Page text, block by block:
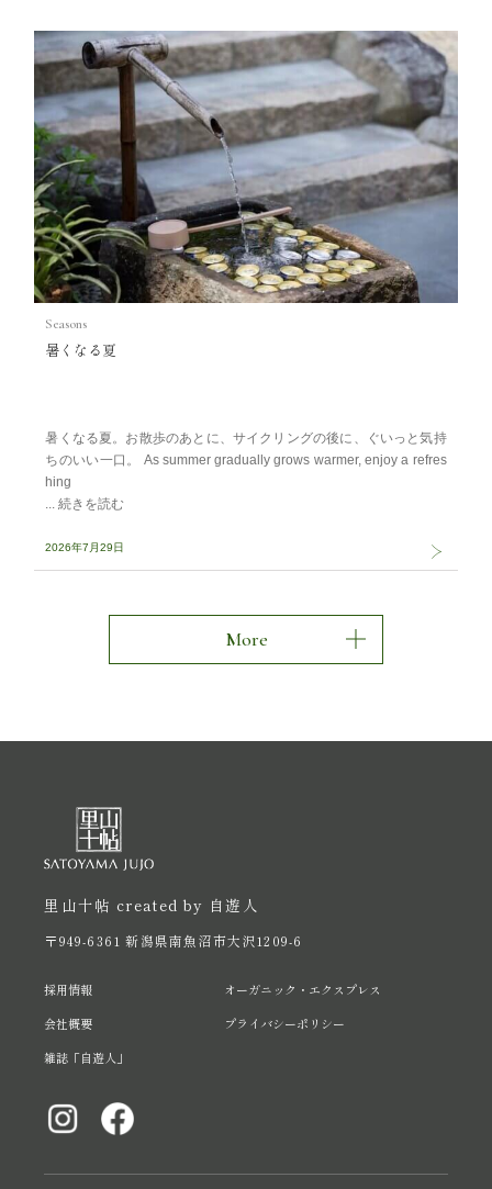
Seasons
暑くなる夏
暑くなる夏。お散歩のあとに、サイクリングの後に、ぐいっと気持
ちのいい一口。 As summer gradually grows warmer, enjoy a refres
hing
2026年7月29日
More
里山十帖 created by 自遊人
〒949-6361 新潟県南魚沼市大沢1209-6
採用情報
会社概要
雑誌「自遊人」
オーガニック・エクスプレス
プライバシーポリシー